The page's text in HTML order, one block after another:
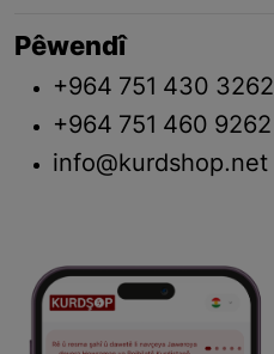
Pêwendî
+964 751 430 3262
+964 751 460 9262
info@kurdshop.net